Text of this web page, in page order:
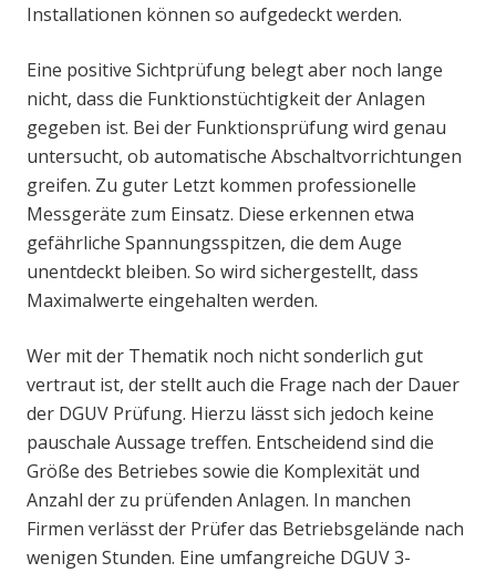
Installationen können so aufgedeckt werden.
Eine positive Sichtprüfung belegt aber noch lange
nicht, dass die Funktionstüchtigkeit der Anlagen
gegeben ist. Bei der Funktionsprüfung wird genau
untersucht, ob automatische Abschaltvorrichtungen
greifen. Zu guter Letzt kommen professionelle
Messgeräte zum Einsatz. Diese erkennen etwa
gefährliche Spannungsspitzen, die dem Auge
unentdeckt bleiben. So wird sichergestellt, dass
Maximalwerte eingehalten werden.
Wer mit der Thematik noch nicht sonderlich gut
vertraut ist, der stellt auch die Frage nach der Dauer
der DGUV Prüfung. Hierzu lässt sich jedoch keine
pauschale Aussage treffen. Entscheidend sind die
Größe des Betriebes sowie die Komplexität und
Anzahl der zu prüfenden Anlagen. In manchen
Firmen verlässt der Prüfer das Betriebsgelände nach
wenigen Stunden. Eine umfangreiche DGUV 3-